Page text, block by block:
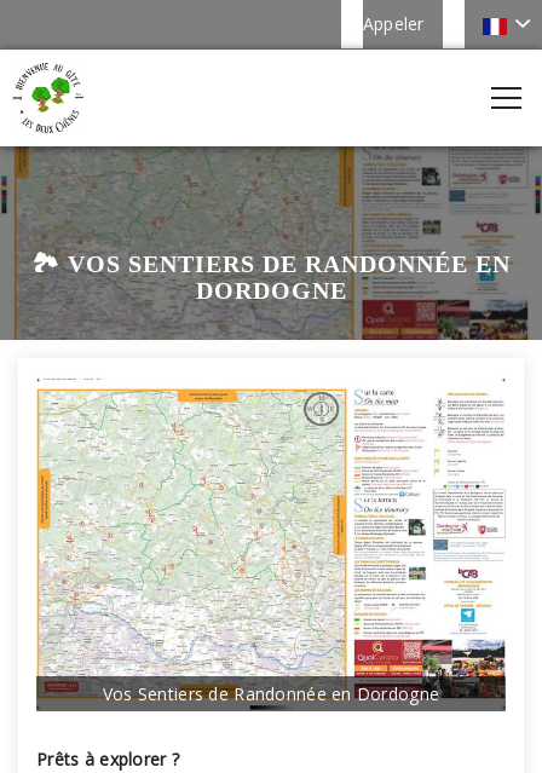
Appeler
🏞️ VOS SENTIERS DE RANDONNÉE EN
DORDOGNE
Vos Sentiers de Randonnée en Dordogne
Prêts à explorer ?